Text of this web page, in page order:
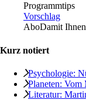
Programmtips
Vorschlag
AboDamit
Kurz notiert
Psychologie:
Planeten: Vom
Literatur: